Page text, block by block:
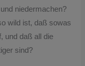
niedermachen?
wild ist, daß sowas
und daß all die
sind?